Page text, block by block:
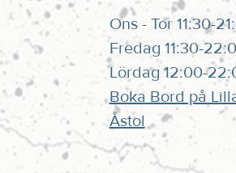
Ons - Tor 11:30-
Fredag 11:30-
Lördag 12:00-
Boka Bord på
Åstol